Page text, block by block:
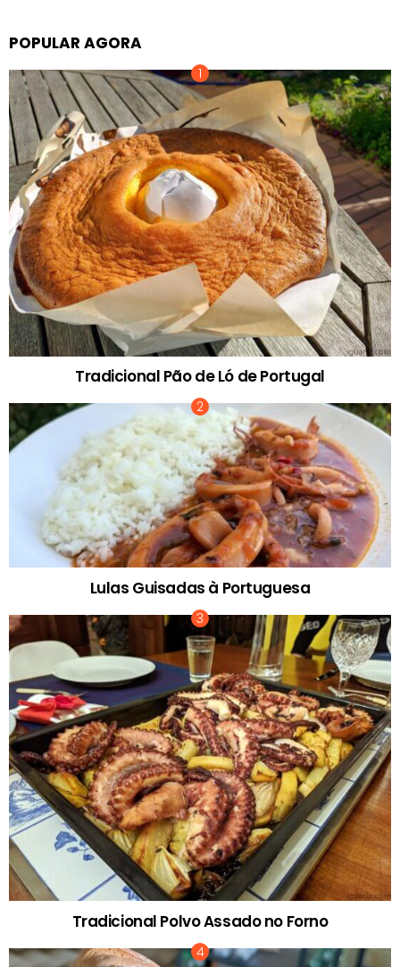
POPULAR AGORA
Tradicional Pão de Ló de Portugal
Lulas Guisadas à Portuguesa
Tradicional Polvo Assado no Forno